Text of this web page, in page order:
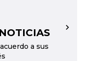
a sus
→